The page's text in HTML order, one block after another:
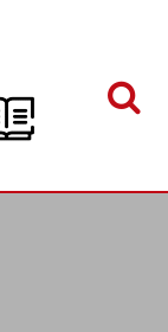
Open menu